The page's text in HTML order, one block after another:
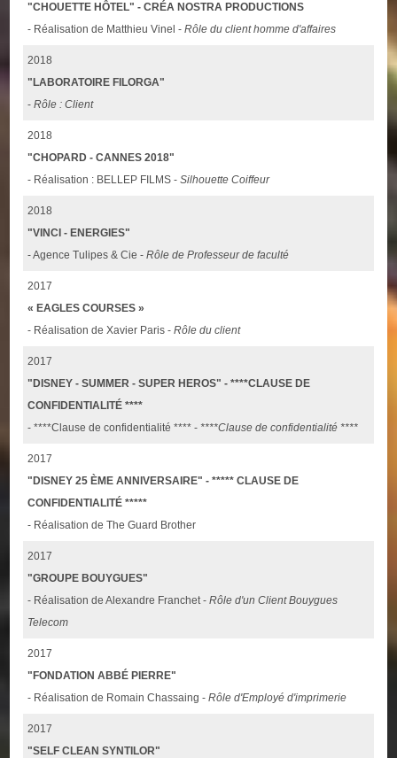
"CHOUETTE HÔTEL" - CRÉA NOSTRA PRODUCTIONS
- Réalisation de Matthieu Vinel -Rôle du client homme d'affaires
2018
"LABORATOIRE FILORGA"
-Rôle : Client
2018
"CHOPARD - CANNES 2018"
- Réalisation : BELLEP FILMS -Silhouette Coiffeur
2018
"VINCI - ENERGIES"
- Agence Tulipes & Cie -Rôle de Professeur de faculté
2017
« EAGLES COURSES »
- Réalisation de Xavier Paris -Rôle du client
2017
"DISNEY - SUMMER - SUPER HEROS" - ****CLAUSE DE
CONFIDENTIALITÉ ****
- ****Clause de confidentialité **** - ****Clause de confidentialité ****
2017
"DISNEY 25 ÈME ANNIVERSAIRE" - ***** CLAUSE DE
CONFIDENTIALITÉ *****
- Réalisation de The Guard Brother
2017
"GROUPE BOUYGUES"
- Réalisation de Alexandre Franchet -Rôle d'un Client Bouygues
Telecom
2017
"FONDATION ABBÉ PIERRE"
- Réalisation de Romain Chassaing -Rôle d'Employé d'imprimerie
2017
"SELF CLEAN SYNTILOR"